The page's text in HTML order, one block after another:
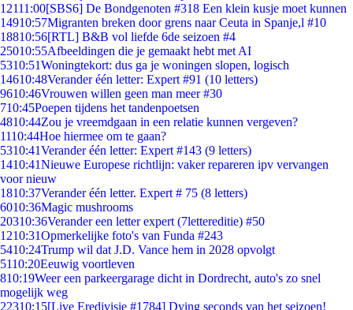
12111:00[SBS6] De Bondgenoten #318 Een klein kusje moet kunnen
14910:57Migranten breken door grens naar Ceuta in Spanje,l #10
18810:56[RTL] B&B vol liefde 6de seizoen #4
25010:55Afbeeldingen die je gemaakt hebt met AI
5310:51Woningtekort: dus ga je woningen slopen, logisch
14610:48Verander één letter: Expert #91 (10 letters)
9610:46Vrouwen willen geen man meer #30
710:45Poepen tijdens het tandenpoetsen
4810:44Zou je vreemdgaan in een relatie kunnen vergeven?
1110:44Hoe hiermee om te gaan?
5310:41Verander één letter: Expert #143 (9 letters)
1410:41Nieuwe Europese richtlijn: vaker repareren ipv vervangen
voor nieuw
1810:37Verander één letter. Expert # 75 (8 letters)
6010:36Magic mushrooms
20310:36Verander een letter expert (7lettereditie) #50
1210:31Opmerkelijke foto's van Funda #243
5410:24Trump wil dat J.D. Vance hem in 2028 opvolgt
5110:20Eeuwig voortleven
810:19Weer een parkeergarage dicht in Dordrecht, auto's zo snel
mogelijk weg
22310:15[Live Eredivisie #1784] Dying seconds van het seizoen!